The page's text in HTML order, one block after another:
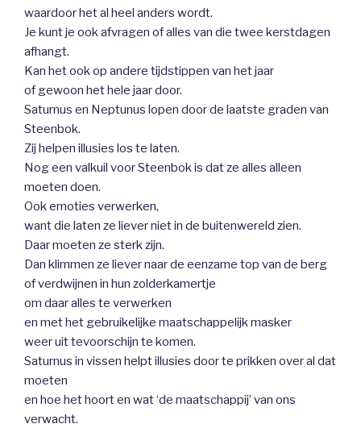
waardoor het al heel anders wordt.
Je kunt je ook afvragen of alles van die twee kerstdagen
afhangt.
Kan het ook op andere tijdstippen van het jaar
of gewoon het hele jaar door.
Saturnus en Neptunus lopen door de laatste graden van
Steenbok.
Zij helpen illusies los te laten.
Nog een valkuil voor Steenbok is dat ze alles alleen
moeten doen.
Ook emoties verwerken,
want die laten ze liever niet in de buitenwereld zien.
Daar moeten ze sterk zijn.
Dan klimmen ze liever naar de eenzame top van de berg
of verdwijnen in hun zolderkamertje
om daar alles te verwerken
en met het gebruikelijke maatschappelijk masker
weer uit tevoorschijn te komen.
Saturnus in vissen helpt illusies door te prikken over al dat
moeten
en hoe het hoort en wat ‘de maatschappij’ van ons
verwacht.